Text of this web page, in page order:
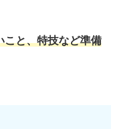
こと、特技など準備